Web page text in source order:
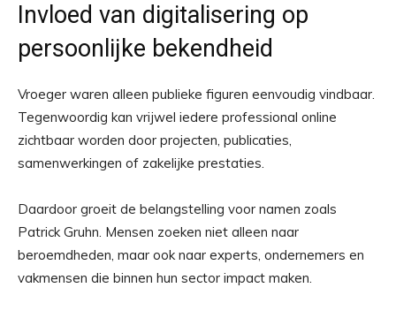
Invloed van digitalisering op
persoonlijke bekendheid
Vroeger waren alleen publieke figuren eenvoudig vindbaar.
Tegenwoordig kan vrijwel iedere professional online
zichtbaar worden door projecten, publicaties,
samenwerkingen of zakelijke prestaties.
Daardoor groeit de belangstelling voor namen zoals
Patrick Gruhn. Mensen zoeken niet alleen naar
beroemdheden, maar ook naar experts, ondernemers en
vakmensen die binnen hun sector impact maken.